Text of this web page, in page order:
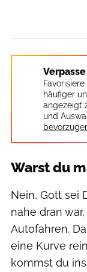
häufiger
angezeigt
und
Warst du
Nein, Gott sei
nahe dran
Autofahren.
eine Kurve
kommst du